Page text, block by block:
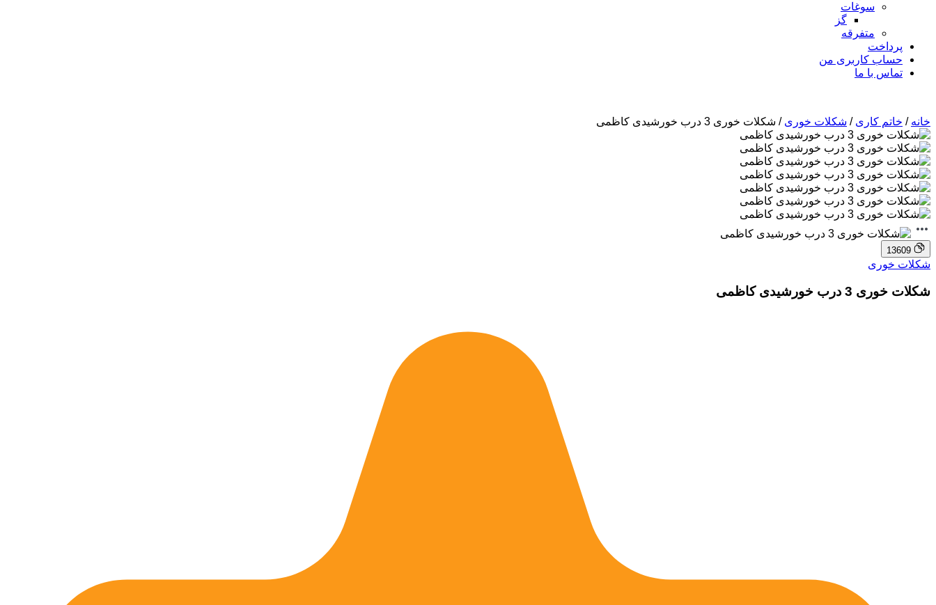
سوغات
گز
متفرقه
پرداخت
حساب کاربری من
تماس با ما
خانه / خاتم کاری / شکلات خوری / شکلات خوری 3 درب خورشیدی کاظمی
13609
شکلات خوری
شکلات خوری 3 درب خورشیدی کاظمی